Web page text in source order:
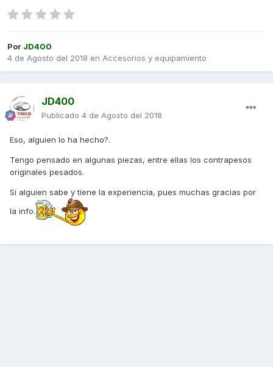
Por JD400
4 de Agosto del 2018 en Accesorios y equipamiento
JD400
Publicado 4 de Agosto del 2018
Eso, alguien lo ha hecho?.
Tengo pensado en algunas piezas, entre ellas los contrapesos
originales pesados.
Si alguien sabe y tiene la experiencia, pues muchas gracias por
la info.